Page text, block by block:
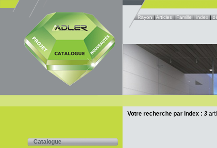
Rayon|Articles|Famille|index|
Catalogue
Votre recherche par index : 3